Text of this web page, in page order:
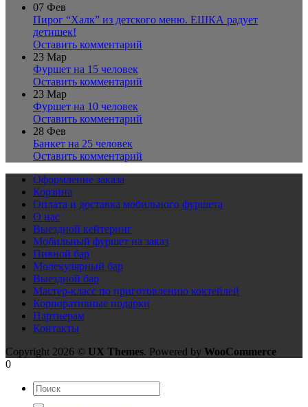
07 Фев
Пирог “Халк” из детского меню. ЕШКА радует
детишек!
Оставить комментарий
23 Мар
Фуршет на 15 человек
Оставить комментарий
23 Мар
Фуршет на 10 человек
Оставить комментарий
28 Фев
Банкет на 25 человек
Оставить комментарий
Оформление заказа
Корзина
Оплата и доставка мобильного фуршета
О нас
Выездной кейтеринг
Мобильный фуршет на заказ
Пивной бар
Молекулярный бар
Выездной бар
Мастер-класс по приготовлению коктейлей
Корпоративные подарки
Партнерам
Контакты
Copyright 2026 © UX Themes. Powered by WooCommerce
0